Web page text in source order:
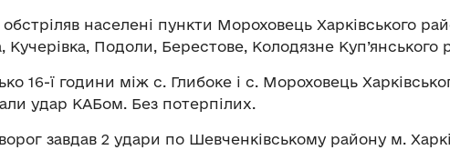
обстріляв населені пункти Мороховець Харківського
Кучерівка, Подоли, Берестове, Колодязне Куп’янського
16-ї години між с. Глибоке і с. Мороховець
удар КАБом. Без потерпілих.
завдав 2 удари по Шевченківському району м.